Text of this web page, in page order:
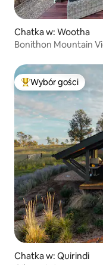
Chatka w: Wootha
Bonithon Mountain
Najpopularniejsze z
Wybór gości
Chatka w: Quirindi